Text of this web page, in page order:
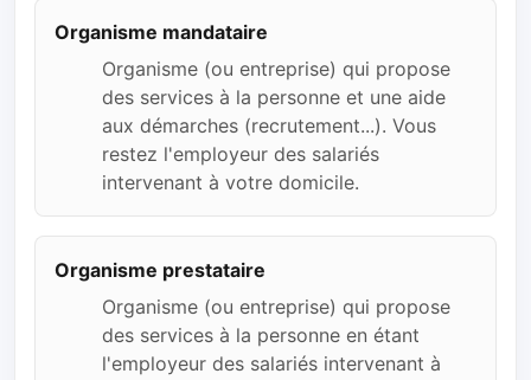
Organisme mandataire
Organisme (ou entreprise) qui propose
des services à la personne et une aide
aux démarches (recrutement...). Vous
restez l'employeur des salariés
intervenant à votre domicile.
Organisme prestataire
Organisme (ou entreprise) qui propose
des services à la personne en étant
l'employeur des salariés intervenant à